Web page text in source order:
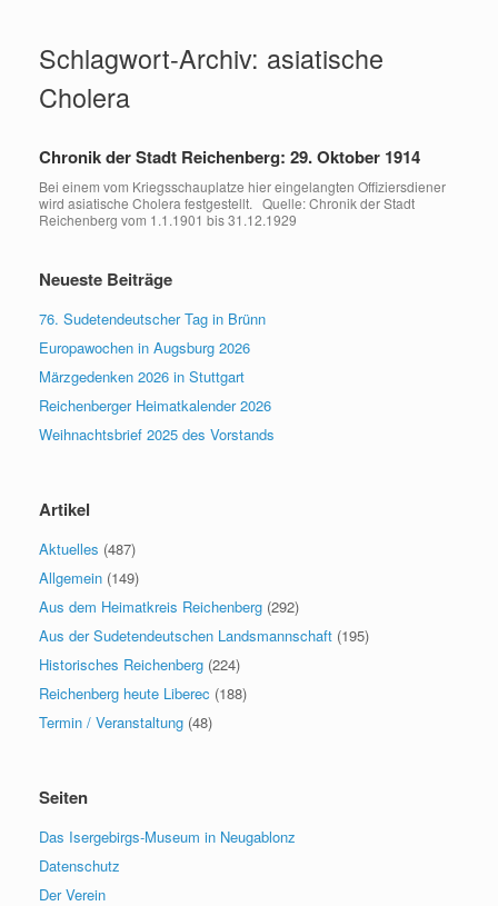
springenSchlagwort-Archiv: asiatische
Cholera
Chronik der Stadt Reichenberg: 29. Oktober 1914
Bei einem vom Kriegsschauplatze hier eingelangten Offiziersdiener
wird asiatische Cholera festgestellt. Quelle: Chronik der Stadt
Reichenberg vom 1.1.1901 bis 31.12.1929
Neueste Beiträge
76. Sudetendeutscher Tag in Brünn
Europawochen in Augsburg 2026
Märzgedenken 2026 in Stuttgart
Reichenberger Heimatkalender 2026
Weihnachtsbrief 2025 des Vorstands
Artikel
Aktuelles (487)
Allgemein (149)
Aus dem Heimatkreis Reichenberg (292)
Aus der Sudetendeutschen Landsmannschaft (195)
Historisches Reichenberg (224)
Reichenberg heute Liberec (188)
Termin / Veranstaltung (48)
Seiten
Das Isergebirgs-Museum in Neugablonz
Datenschutz
Der Verein